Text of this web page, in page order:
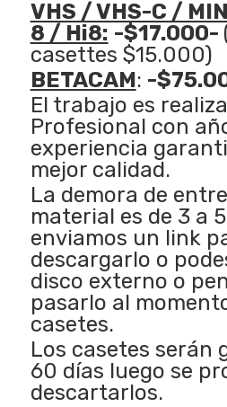
VHS / VHS-C /
8 / Hi8: -$17.000-
casettes $15.000)
BETACAM: -
El trabajo es
Profesional con
experiencia
mejor calidad.
La demora de
material es de 3 a
enviamos un link
descargarlo o
disco externo o
pasarlo al
casetes.
Los casetes serán
60 días luego se
descartarlos.